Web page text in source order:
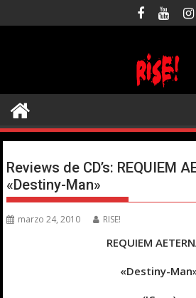
al
Reviews de CD’s: REQUIEM
«Destiny-Man»
marzo 24, 2010 RISE!
REQUIEM
«Destiny-